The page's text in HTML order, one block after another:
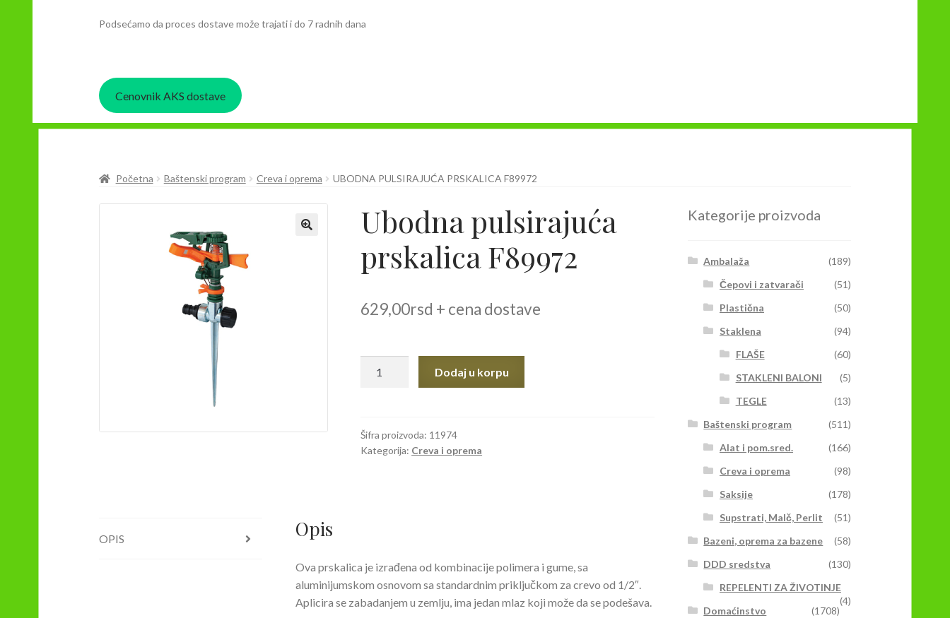
Podsećamo da proces dostave može trajati i do 7 radnih dana
Cenovnik AKS dostave
Početna Baštenski program Creva i oprema UBODNA PULSIRAJUĆA PRSKALICA F89972
Ubodna pulsirajuća
prskalica F89972
629,00rsd + cena dostave
količina
Dodaj u korpu
Šifra proizvoda: 11974
Kategorija: Creva i oprema
OPIS Opis
Ova prskalica je izrađena od kombinacije polimera i gume, sa
aluminijumskom osnovom sa standardnim priključkom za crevo od 1/2″.
Aplicira se zabadanjem u zemlju, ima jedan mlaz koji može da se podešava.
Kategorije proizvoda
Ambalaža
(189)
Čepovi i zatvarači
(51)
Plastična
(50)
Staklena
(94)
FLAŠE
(60)
STAKLENI BALONI
(5)
TEGLE
(13)
Baštenski program
(511)
Alat i pom.sred.
(166)
Creva i oprema
(98)
Saksije
(178)
Supstrati, Malč, Perlit
(51)
Bazeni, oprema za bazene
(58)
DDD sredstva
(130)
REPELENTI ZA ŽIVOTINJE
(4)
Domaćinstvo
(1708)